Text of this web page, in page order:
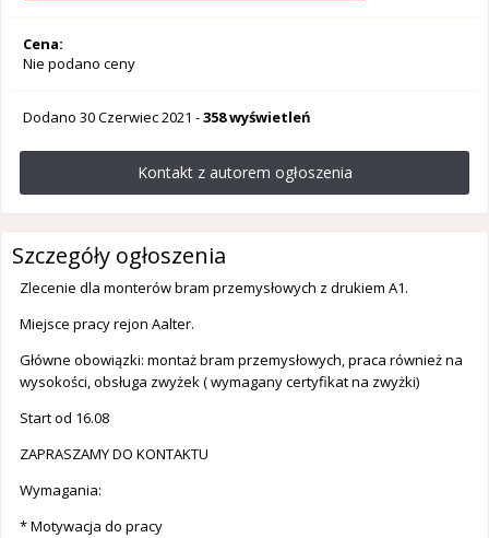
Cena:
Nie podano ceny
Dodano 30 Czerwiec 2021 -358 wyświetleń
Kontakt z autorem ogłoszenia
Szczegóły ogłoszenia
Zlecenie dla monterów bram przemysłowych z drukiem A1.
Miejsce pracy rejon Aalter.
Główne obowiązki: montaż bram przemysłowych, praca również na
wysokości, obsługa zwyżek ( wymagany certyfikat na zwyżki)
Start od 16.08
ZAPRASZAMY DO KONTAKTU
Wymagania:
* Motywacja do pracy